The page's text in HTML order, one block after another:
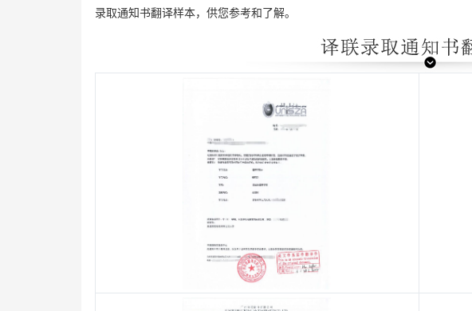
录取通知书翻译样本，供您参考和了解。